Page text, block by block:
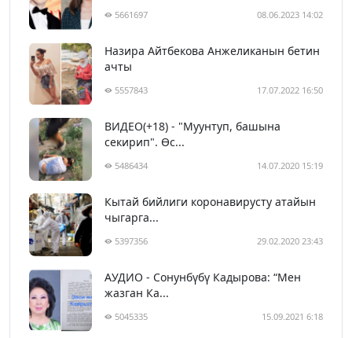
5661697 08.06.2023 14:02
Назира Айтбекова Анжеликанын бетин
ачты
5557843 17.07.2022 16:50
ВИДЕО(+18) - "Муунтуп, башына
секирип". Өс...
5486434 14.07.2020 15:19
Кытай бийлиги коронавирусту атайын
чыгарга...
5397356 29.02.2020 23:43
АУДИО - Сонунбүбү Кадырова: “Мен
жазган Ка...
5045335 15.09.2021 6:18